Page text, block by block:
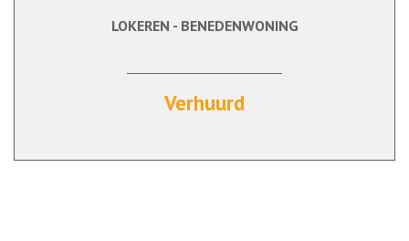
2 Ja Ja
LOKEREN - BENEDENWONING
Verhuurd